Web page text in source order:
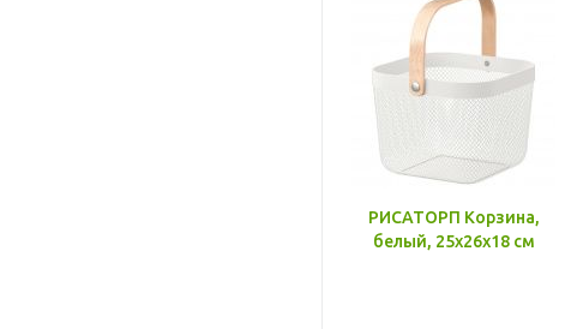
РИСАТОРП Корзина,
белый, 25x26x18 см